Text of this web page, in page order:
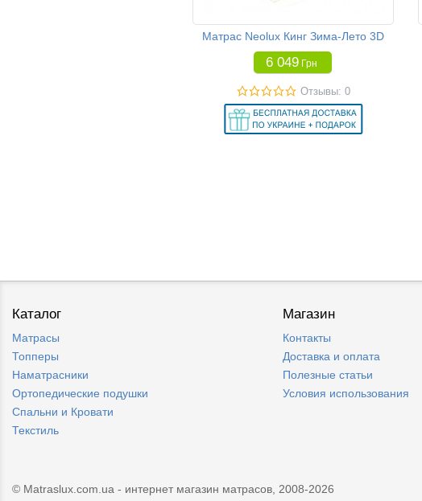
Матрас Neolux Кинг Зима-Лето 3D
6 049 Грн
Отзывы: 0
Каталог
Матрасы
Топперы
Наматрасники
Ортопедические подушки
Спальни и Кровати
Текстиль
Магазин
Контакты
Доставка и оплата
Полезные статьи
Условия использования
© Matraslux.com.ua - интернет магазин матрасов, 2008-2026